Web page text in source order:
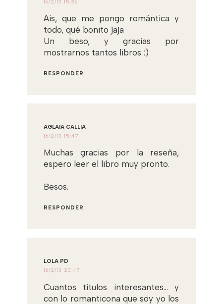
16/2/13 15:36
Ais, que me pongo romántica y
todo, qué bonito jaja
Un beso, y gracias por
mostrarnos tantos libros :)
RESPONDER
AGLAIA CALLIA
16/2/13 15:47
Muchas gracias por la reseña,
espero leer el libro muy pronto.
Besos.
RESPONDER
LOLA PD
16/2/13 23:47
Cuantos títulos interesantes... y
con lo romanticona que soy yo los